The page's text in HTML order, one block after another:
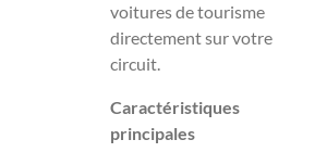
voitures de tourisme
directement sur votre
circuit.
Caractéristiques
principales